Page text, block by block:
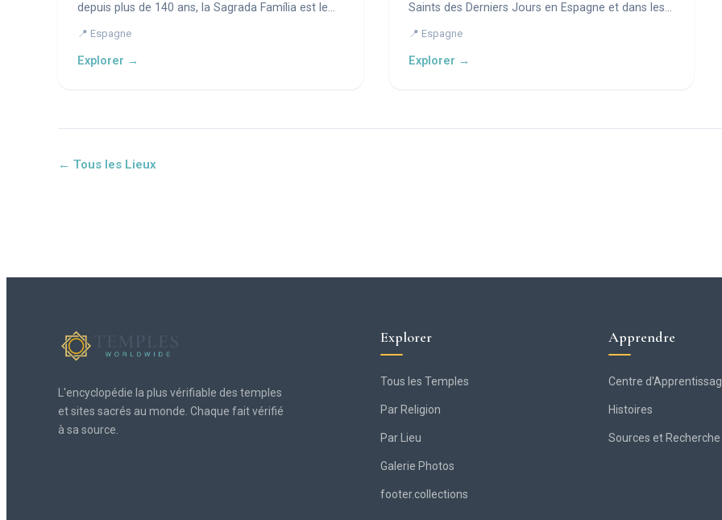
depuis plus de 140 ans, la Sagrada Família est le
basilique visionnaire où la pierre devient forêt, la
lumière devient prière et la géométrie devient
📍 Espagne
Explorer →
Saints des Derniers Jours en Espagne et dans les
📍 Espagne
Explorer →
← Tous les Lieux
L'encyclopédie la plus vérifiable des temples
et sites sacrés au monde. Chaque fait vérifié
à sa source.
Explorer
Tous les Temples
Par Religion
Par Lieu
Galerie Photos
footer.collections
Apprendre
Centre
Histoires
Sources et Recherche